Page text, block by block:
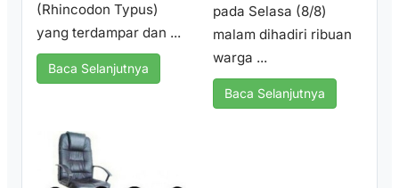
(Rhincodon Typus)
yang terdampar dan ...
Baca Selanjutnya
pada Selasa (8/8)
malam dihadiri ribuan
warga ...
Baca Selanjutnya